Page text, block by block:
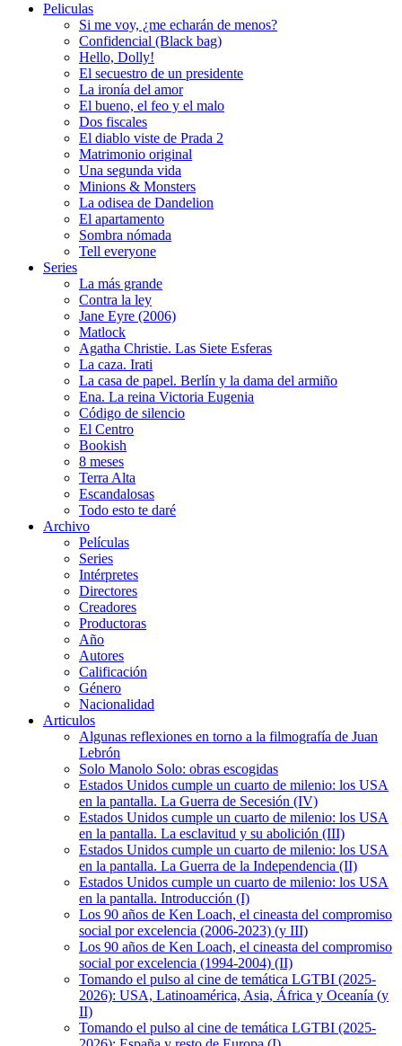
Peliculas
Si me voy, ¿me echarán de menos?
Confidencial (Black bag)
Hello, Dolly!
El secuestro de un presidente
La ironía del amor
El bueno, el feo y el malo
Dos fiscales
El diablo viste de Prada 2
Matrimonio original
Una segunda vida
Minions & Monsters
La odisea de Dandelion
El apartamento
Sombra nómada
Tell everyone
Series
La más grande
Contra la ley
Jane Eyre (2006)
Matlock
Agatha Christie. Las Siete Esferas
La caza. Irati
La casa de papel. Berlín y la dama del armiño
Ena. La reina Victoria Eugenia
Código de silencio
El Centro
Bookish
8 meses
Terra Alta
Escandalosas
Todo esto te daré
Archivo
Películas
Series
Intérpretes
Directores
Creadores
Productoras
Año
Autores
Calificación
Género
Nacionalidad
Articulos
Algunas reflexiones en torno a la filmografía de Juan
Lebrón
Solo Manolo Solo: obras escogidas
Estados Unidos cumple un cuarto de milenio: los USA
en la pantalla. La Guerra de Secesión (IV)
Estados Unidos cumple un cuarto de milenio: los USA
en la pantalla. La esclavitud y su abolición (III)
Estados Unidos cumple un cuarto de milenio: los USA
en la pantalla. La Guerra de la Independencia (II)
Estados Unidos cumple un cuarto de milenio: los USA
en la pantalla. Introducción (I)
Los 90 años de Ken Loach, el cineasta del compromiso
social por excelencia (2006-2023) (y III)
Los 90 años de Ken Loach, el cineasta del compromiso
social por excelencia (1994-2004) (II)
Tomando el pulso al cine de temática LGTBI (2025-
2026): USA, Latinoamérica, Asia, África y Oceanía (y
II)
Tomando el pulso al cine de temática LGTBI (2025-